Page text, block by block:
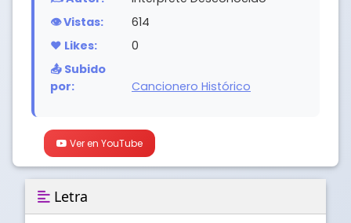
👁️ Vistas:
614
❤️ Likes:
0
📤 Subido
por:
Cancionero Histórico
Ver en YouTube
Letra